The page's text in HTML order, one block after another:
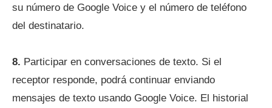
su número de Google Voice y el número de teléfono
del destinatario.
8. Participar en conversaciones de texto. Si el
receptor responde, podrá continuar enviando
mensajes de texto usando Google Voice. El historial